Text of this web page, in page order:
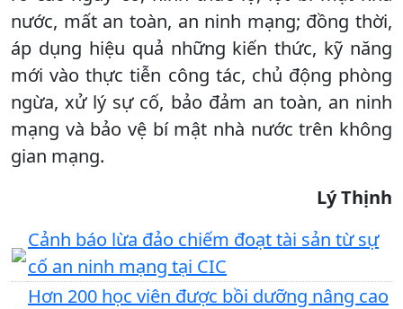
nước, mất an toàn, an ninh mạng; đồng thời,
áp dụng hiệu quả những kiến thức, kỹ năng
mới vào thực tiễn công tác, chủ động phòng
ngừa, xử lý sự cố, bảo đảm an toàn, an ninh
mạng và bảo vệ bí mật nhà nước trên không
gian mạng.
Lý Thịnh
Cảnh báo lừa đảo chiếm đoạt tài sản từ sự
cố an ninh mạng tại CIC
Hơn 200 học viên được bồi dưỡng nâng cao